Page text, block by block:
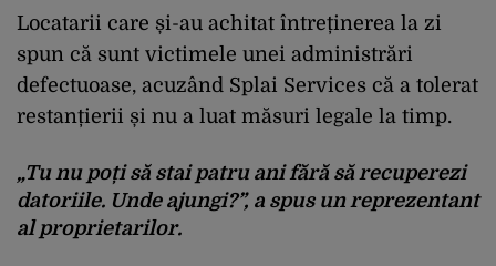
Locatarii care și-au achitat întreținerea la zi
spun că sunt victimele unei administrări
defectuoase, acuzând Splai Services că a tolerat
restanțierii și nu a luat măsuri legale la timp.
„Tu nu poți să stai patru ani fără să recuperezi
datoriile. Unde ajungi?”, a spus un reprezentant
al proprietarilor.